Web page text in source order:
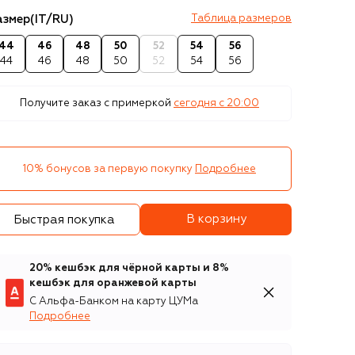
(IT/RU) Таблица размеров
44
46
46
48
48
50
50
52
52
54
54
56
56
Получите заказ с примеркой сегодня c 20:00
10% бонусов за первую покупку Подробнее
Быстрая покупка В корзину
20% кешбэк для чёрной карты и 8%
кешбэк для оранжевой карты
С Альфа-Банком на карту ЦУМа
Подробнее